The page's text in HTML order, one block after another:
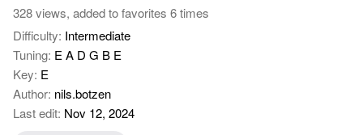
328 views, added to favorites 6 times
Difficulty: Intermediate
Tuning: E A D G B E
Key: E
Author: nils.botzen
Last edit: Nov 12, 2024